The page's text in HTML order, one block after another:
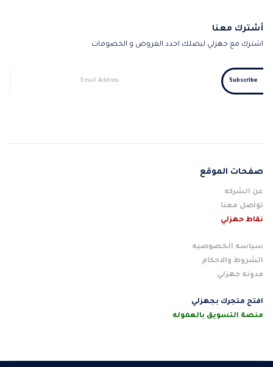
أشترك معنا
اشترك مع جهزلي ليصلك اجدد العروض و الخصومات
صفحات الموقع
عن الشركه
تواصل معنا
نقاط حهزلي
سياسه الخصوصيه
الشروط والاحكام
مدونه جهزلي
افتح متجرك بجهزلي
منصة التسويق بالعموله